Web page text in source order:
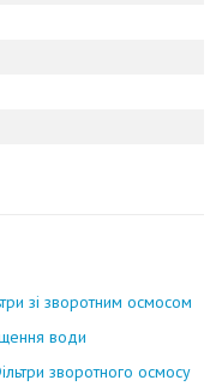
зі зворотним осмосом
води
зворотного осмосу